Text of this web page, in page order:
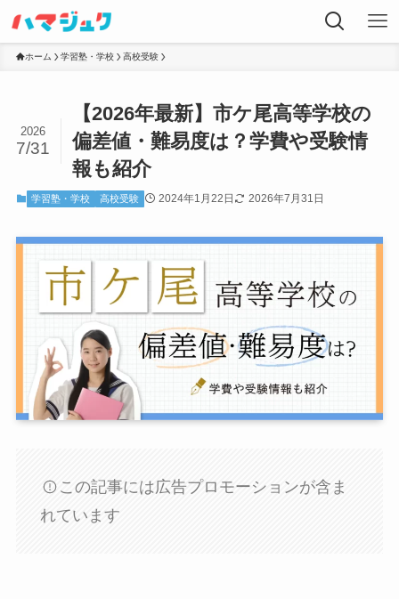
ホーム 学習塾・学校 高校受験
【2026年最新】市ケ尾高等学校の
偏差値・難易度は？学費や受験情
報も紹介
2026
7/31
学習塾・学校 高校受験 2024年1月22日 2026年7月31日
この記事には広告プロモーションが含ま
れています